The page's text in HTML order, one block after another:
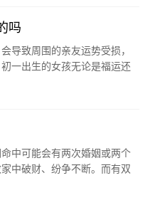
吗
导致周围的亲友运势受损，
一出生的女孩无论是福运还
中可能会有两次婚姻或两个
中破财、纷争不断。而有双